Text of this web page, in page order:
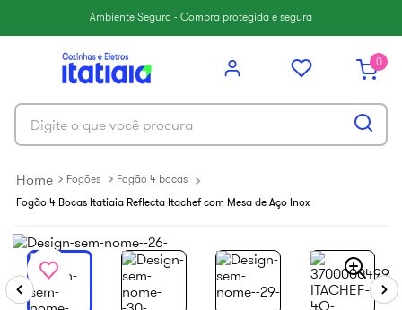
Ambiente Seguro - Compra protegida e segura
0
Digite o que você procura
Fogões
Fogão 4 bocas
Fogão 4 Bocas Itatiaia Reflecta Itachef com Mesa de Aço Inox
paneleiro
renova
9º
armário cozinha
aço